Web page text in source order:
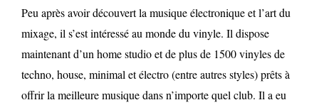
Peu après avoir découvert la musique électronique et l’art du
mixage, il s’est intéressé au monde du vinyle. Il dispose
maintenant d’un home studio et de plus de 1500 vinyles de
techno, house, minimal et électro (entre autres styles) prêts à
offrir la meilleure musique dans n’importe quel club. Il a eu